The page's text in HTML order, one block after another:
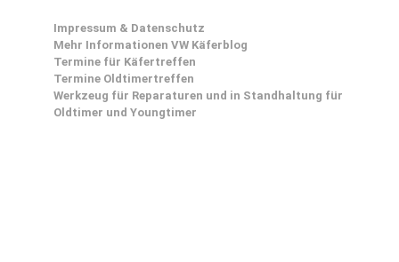
Impressum & Datenschutz
Mehr Informationen VW Käferblog
Termine für Käfertreffen
Termine Oldtimertreffen
Werkzeug für Reparaturen und in Standhaltung für
Oldtimer und Youngtimer